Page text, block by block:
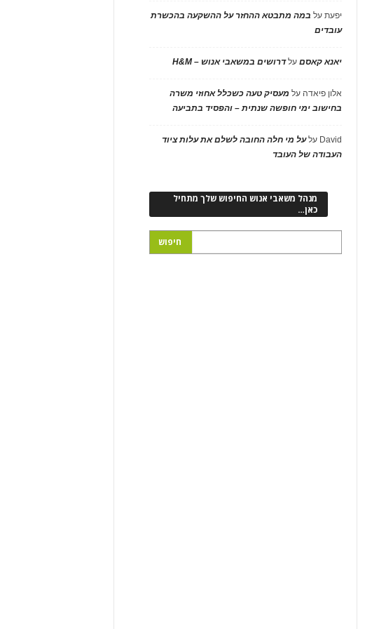
יפעתעל במה מתבטא ההחזר על ההשקעה בהכשרת
עובדים
יאנא קאסםעלדרושים במשאבי אנוש – H&M
אלון פיאדה על מעסיק טעה כשכלל אחוזי משרה
בחישוב ימי חופשה שנתית – והפסיד בתביעה
David עלעל מי חלה החובה לשלם את עלות ציוד
העבודה של העובד
מנהל משאבי אנוש החיפוש שלך מתחיל
כאן…